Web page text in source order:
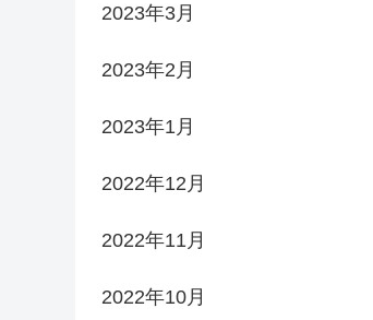
2023年3月
2023年2月
2023年1月
2022年12月
2022年11月
2022年10月